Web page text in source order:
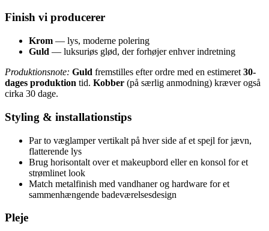
Finish vi producerer
Krom — lys, moderne polering
Guld — luksuriøs glød, der forhøjer enhver indretning
Produktionsnote: Guld fremstilles efter ordre med en estimeret 30-
dages produktion tid. Kobber (på særlig anmodning) kræver også
cirka 30 dage.
Styling & installationstips
Par to væglamper vertikalt på hver side af et spejl for jævn,
flatterende lys
Brug horisontalt over et makeupbord eller en konsol for et
strømlinet look
Match metalfinish med vandhaner og hardware for et
sammenhængende badeværelsesdesign
Pleje